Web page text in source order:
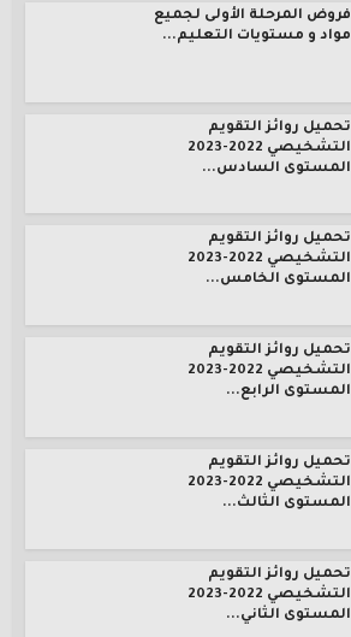
فروض المرحلة الأولى لجميع
مواد و مستويات التعليم...
تحميل روائز التقويم
التشخيصي 2022-2023
المستوى السادس...
تحميل روائز التقويم
التشخيصي 2022-2023
المستوى الخامس...
تحميل روائز التقويم
التشخيصي 2022-2023
المستوى الرابع...
تحميل روائز التقويم
التشخيصي 2022-2023
المستوى الثالث...
تحميل روائز التقويم
التشخيصي 2022-2023
المستوى الثاني...